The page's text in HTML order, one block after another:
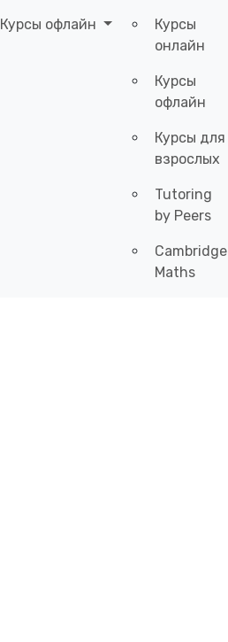
Курсы офлайн
Курсы
онлайн
Курсы
офлайн
Курсы для
взрослых
Tutoring
by Peers
Cambridge
Maths